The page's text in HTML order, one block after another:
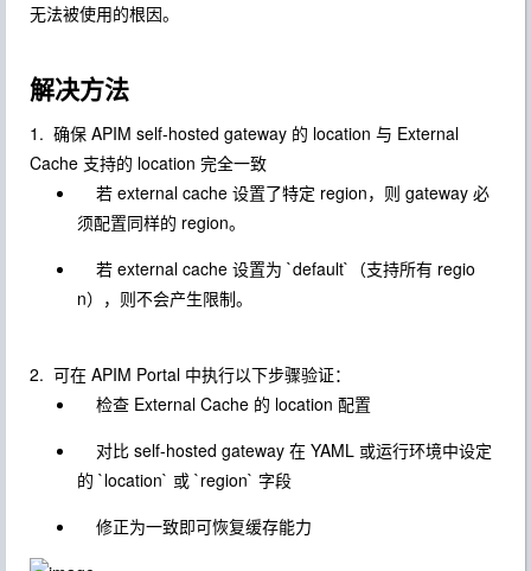
无法被使用的根因。
解决方法
1. 确保 APIM self-hosted gateway 的 location 与 External
Cache 支持的 location 完全一致
若 external cache 设置了特定 region，则 gateway 必
须配置同样的 region。
若 external cache 设置为 `default`（支持所有 regio
n），则不会产生限制。
2. 可在 APIM Portal 中执行以下步骤验证：
检查 External Cache 的 location 配置
对比 self-hosted gateway 在 YAML 或运行环境中设定
的 `location` 或 `region` 字段
修正为一致即可恢复缓存能力